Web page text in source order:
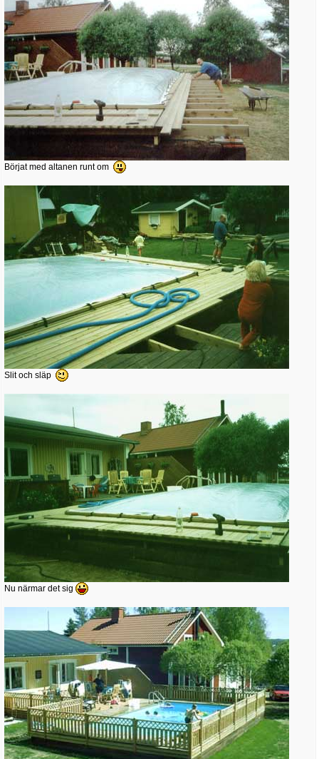
Börjat med altanen runt om
Slit och släp
Nu närmar det sig